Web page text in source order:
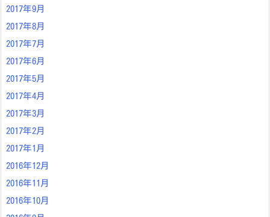
2017年9月
2017年8月
2017年7月
2017年6月
2017年5月
2017年4月
2017年3月
2017年2月
2017年1月
2016年12月
2016年11月
2016年10月